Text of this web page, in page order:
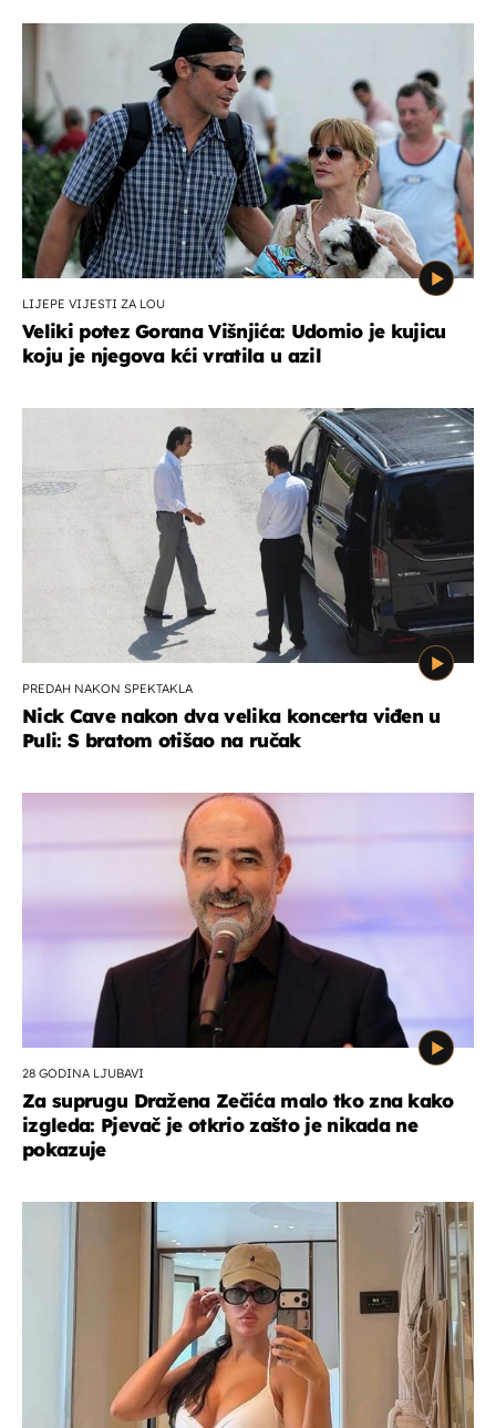
LIJEPE VIJESTI ZA LOU
Veliki potez Gorana Višnjića: Udomio je kujicu
koju je njegova kći vratila u azil
PREDAH NAKON SPEKTAKLA
Nick Cave nakon dva velika koncerta viđen u
Puli: S bratom otišao na ručak
28 GODINA LJUBAVI
Za suprugu Dražena Zečića malo tko zna kako
izgleda: Pjevač je otkrio zašto je nikada ne
pokazuje